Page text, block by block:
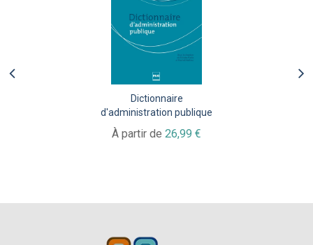
Dictionnaire
d'administration publique
À partir de 26,99 €